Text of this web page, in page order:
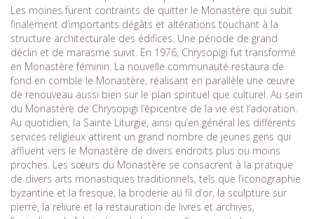
Les moines furent contraints de quitter le Monastère qui subit
finalement d’importants dégâts et altérations touchant à la
structure architecturale des édifices. Une période de grand
déclin et de marasme suivit. En 1976, Chrysopigi fut transformé
en Monastère féminin. La nouvelle communauté restaura de
fond en comble le Monastère, réalisant en parallèle une œuvre
de renouveau aussi bien sur le plan spirituel que culturel. Au sein
du Monastère de Chrysopigi l’épicentre de la vie est l’adoration.
Au quotidien, la Sainte Liturgie, ainsi qu’en général les différents
services religieux attirent un grand nombre de jeunes gens qui
affluent vers le Monastère de divers endroits plus ou moins
proches. Les sœurs du Monastère se consacrent à la pratique
de divers arts monastiques traditionnels, tels que l’iconographie
byzantine et la fresque, la broderie au fil d’or, la sculpture sur
pierre, la reliure et la restauration de livres et archives,